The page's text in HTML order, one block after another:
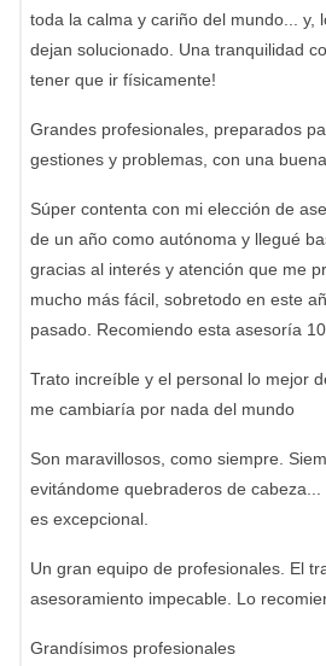
toda la calma y cariño del mundo... y,
dejan solucionado. Una tranquilidad
tener que ir físicamente!
Grandes profesionales, preparados
gestiones y problemas, con una
Súper contenta con mi elección de
de un año como autónoma y llegué
gracias al interés y atención que me
mucho más fácil, sobretodo en este
pasado. Recomiendo esta asesoría
Trato increíble y el personal lo mejor
me cambiaría por nada del mundo
Son maravillosos, como siempre.
evitándome quebraderos de
es excepcional.
Un gran equipo de profesionales. El
asesoramiento impecable. Lo
Grandísimos profesionales